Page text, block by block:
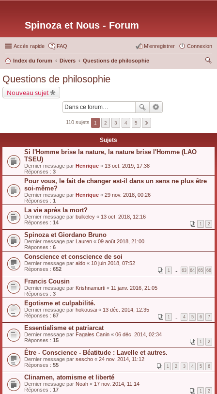
Spinoza et Nous - Forum
Accès rapide FAQ Connexion
M’enregistrer
Index du forum Divers
Questions de philosophie
Questions de philosophie
Nouveau sujet
110 sujets 1 2 3 4 5
Sujets
Si l'Homme brise la nature, la nature brise l'Homme (LAO
TSEU)
Dernier message par Henrique « 13 oct. 2019, 17:38
Réponses : 3
Pour vous, le fait de changer est-il dans un sens ne plus être
soi-même?
Dernier message par Henrique « 29 nov. 2018, 00:26
Réponses : 1
La vie après la mort?
Dernier message par bulkeley « 13 oct. 2018, 12:16
Réponses : 14 1 2
Spinoza et Giordano Bruno
Dernier message par Lauren « 09 août 2018, 21:00
Réponses : 6
Conscience et conscience de soi
Dernier message par aldo « 10 juin 2018, 07:52
Réponses : 652 1 … 63 64 65 66
Francis Cousin
Dernier message par Krishnamurti « 11 janv. 2016, 21:05
Réponses : 3
Egotisme et culpabilité.
Dernier message par hokousai « 13 déc. 2014, 12:35
Réponses : 67 1 … 4 5 6 7
Essentialisme et patriarcat
Dernier message par Fagales Canin « 06 déc. 2014, 02:34
Réponses : 15 1 2
Être - Conscience - Béatitude : Lavelle et autres.
Dernier message par sescho « 24 nov. 2014, 11:12
Réponses : 55 1 2 3 4 5 6
Clinamen, atomisme et liberté
Dernier message par Noah « 17 nov. 2014, 11:14
Réponses : 17 1 2